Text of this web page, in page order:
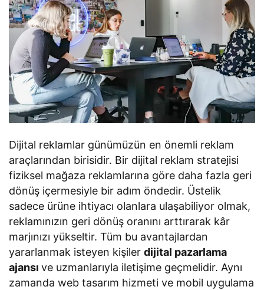
Dijital reklamlar günümüzün en önemli reklam
araçlarından birisidir. Bir dijital reklam stratejisi
fiziksel mağaza reklamlarına göre daha fazla geri
dönüş içermesiyle bir adım öndedir. Üstelik
sadece ürüne ihtiyacı olanlara ulaşabiliyor olmak,
reklamınızın geri dönüş oranını arttırarak kâr
marjınızı yükseltir. Tüm bu avantajlardan
yararlanmak isteyen kişilerdijital pazarlama
ajansıve uzmanlarıyla iletişime geçmelidir. Aynı
zamanda web tasarım hizmeti ve mobil uygulama